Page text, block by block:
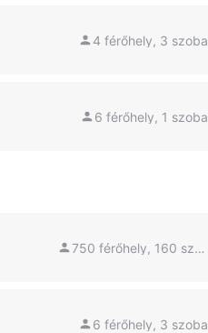
4 férőhely, 3 szoba
6 férőhely, 1 szoba
750 férőhely, 160 szoba
6 férőhely, 3 szoba